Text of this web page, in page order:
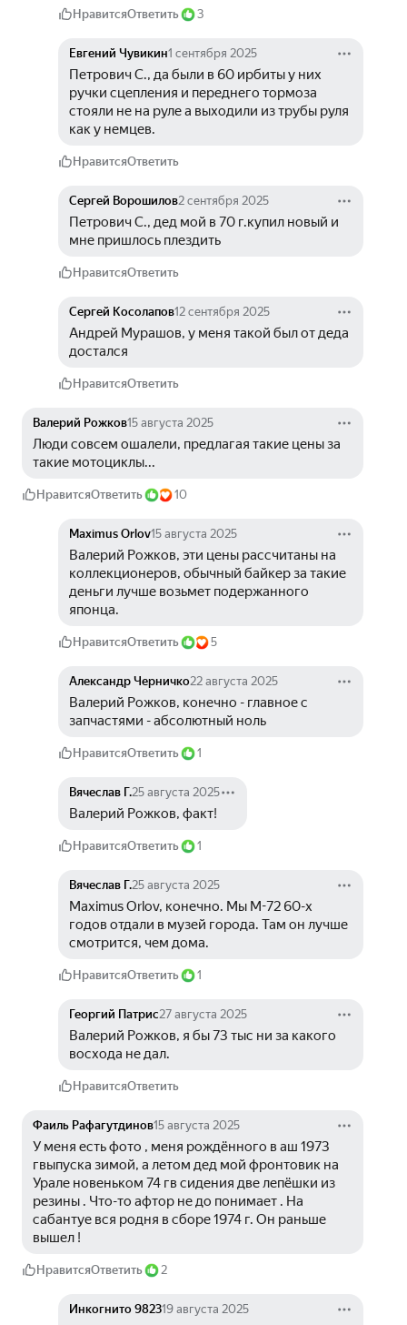
НравитсяОтветить 3
Евгений Чувикин1 сентября 2025
Петрович С., да были в 60 ирбиты у них
ручки сцепления и переднего тормоза
стояли не на руле а выходили из трубы руля
как у немцев.
НравитсяОтветить
Сергей Ворошилов2 сентября 2025
Петрович С., дед мой в 70 г.купил новый и
мне пришлось плездить
НравитсяОтветить
Сергей Косолапов12 сентября 2025
Андрей Мурашов, у меня такой был от деда
достался
НравитсяОтветить
Валерий Рожков15 августа 2025
Люди совсем ошалели, предлагая такие цены за
такие мотоциклы...
НравитсяОтветить 10
Maximus Orlov15 августа 2025
Валерий Рожков, эти цены рассчитаны на
коллекционеров, обычный байкер за такие
деньги лучше возьмет подержанного
японца.
НравитсяОтветить 5
Александр Черничко22 августа 2025
Валерий Рожков, конечно - главное с
запчастями - абсолютный ноль
НравитсяОтветить 1
Вячеслав Г.25 августа 2025
Валерий Рожков, факт!
НравитсяОтветить 1
Вячеслав Г.25 августа 2025
Maximus Orlov, конечно. Мы М-72 60-х
годов отдали в музей города. Там он лучше
смотрится, чем дома.
НравитсяОтветить 1
Георгий Патрис27 августа 2025
Валерий Рожков, я бы 73 тыс ни за какого
восхода не дал.
НравитсяОтветить
Фаиль Рафагутдинов15 августа 2025
У меня есть фото , меня рождённого в аш 1973
гвыпуска зимой, а летом дед мой фронтовик на
Урале новеньком 74 гв сидения две лепёшки из
резины . Что-то афтор не до понимает . На
сабантуе вся родня в сборе 1974 г. Он раньше
вышел !
НравитсяОтветить 2
Инкогнито 982319 августа 2025